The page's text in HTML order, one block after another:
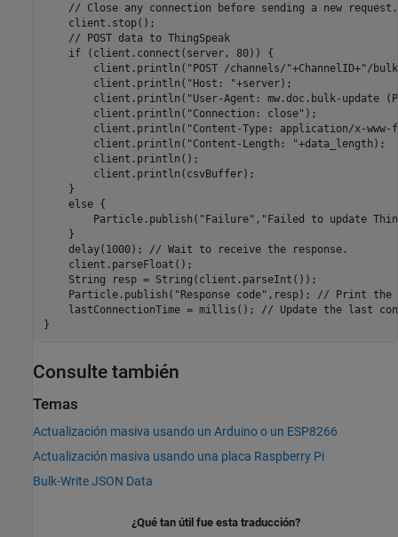
    // Close any connection before sending a new request.
    client.stop();
    // POST data to ThingSpeak
    if (client.connect(server, 80)) {
client.println("POST /channels/"+ChannelID+"/
        client.println("Host: "+server);
client.println("User-Agent: mw.doc.bulk-update
        client.println("Connection: close");
client.println("Content-Type: application/x-www-
        client.println("Content-Length: "+data_length);
        client.println();
        client.println(csvBuffer);
    }
    else {
Particle.publish("Failure","Failed to update
    }
    delay(1000); // Wait to receive the response.
    client.parseFloat();
    String resp = String(client.parseInt());
Particle.publish("Response code",resp); // Print
lastConnectionTime = millis(); // Update the last
Consulte también
Temas
Actualización masiva usando un Arduino o un ESP8266
Actualización masiva usando una placa Raspberry Pi
Bulk-Write JSON Data
¿Qué tan útil fue esta traducción?